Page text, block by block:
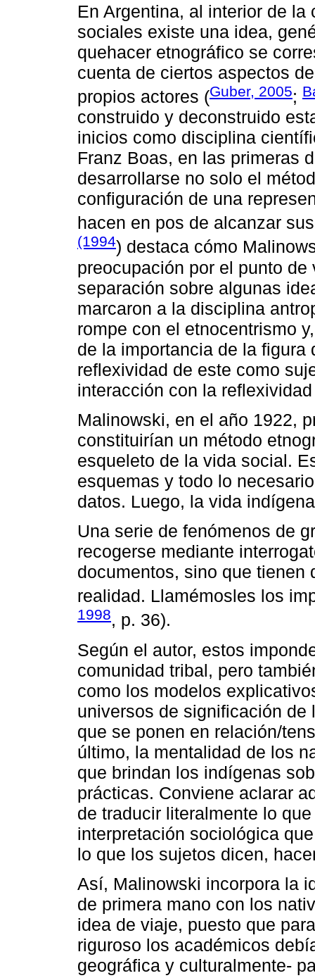
En Argentina, al interior de
sociales existe una idea,
quehacer etnográfico se
cuenta de ciertos aspectos
propios actores (Guber, 2005;
construido y deconstruido
inicios como disciplina
Franz Boas, en las primeras
desarrollarse no solo el
configuración de una
hacen en pos de alcanzar
(1994) destaca cómo
preocupación por el punto
separación sobre algunas
marcaron a la disciplina
rompe con el etnocentrismo
de la importancia de la
reflexividad de este como
interacción con la reflexividad
Malinowski, en el año 1922,
constituirían un método
esqueleto de la vida social.
esquemas y todo lo
datos. Luego, la vida
Una serie de fenómenos de
recogerse mediante
documentos, sino que tienen
realidad. Llamémosles los
1998, p. 36).
Según el autor, estos
comunidad tribal, pero
como los modelos
universos de significación
que se ponen en relación/
último, la mentalidad de los
que brindan los indígenas
prácticas. Conviene aclarar
de traducir literalmente lo
interpretación sociológica
lo que los sujetos dicen,
Así, Malinowski incorpora la
de primera mano con los
idea de viaje, puesto que
riguroso los académicos
geográfica y culturalmente-